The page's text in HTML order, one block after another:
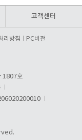
고객센터
리방침 PC버전
1807호